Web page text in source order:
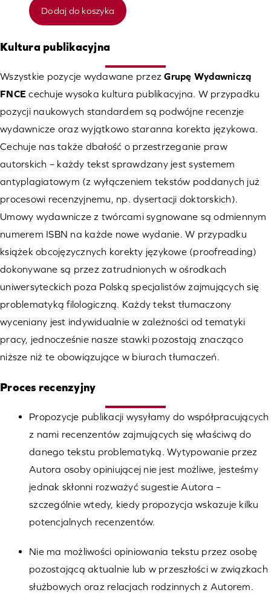
Dodaj do koszyka
Kultura publikacyjna
Wszystkie pozycje wydawane przezGrupę Wydawniczą
FNCE cechuje wysoka kultura publikacyjna. W przypadku
pozycji naukowych standardem są podwójne recenzje
wydawnicze oraz wyjątkowo staranna korekta językowa.
Cechuje nas także dbałość o przestrzeganie praw
autorskich – każdy tekst sprawdzany jest systemem
antyplagiatowym (z wyłączeniem tekstów poddanych już
procesowi recenzyjnemu, np. dysertacji doktorskich).
Umowy wydawnicze z twórcami sygnowane są odmiennym
numerem ISBN na każde nowe wydanie. W przypadku
książek obcojęzycznych korekty językowe (proofreading)
dokonywane są przez zatrudnionych w ośrodkach
uniwersyteckich poza Polską specjalistów zajmujących się
problematyką filologiczną. Każdy tekst tłumaczony
wyceniany jest indywidualnie w zależności od tematyki
pracy, jednocześnie nasze stawki pozostają znacząco
niższe niż te obowiązujące w biurach tłumaczeń.
Proces recenzyjny
Propozycje publikacji wysyłamy do współpracujących
z nami recenzentów zajmujących się właściwą do
danego tekstu problematyką. Wytypowanie przez
Autora osoby opiniującej nie jest możliwe, jesteśmy
jednak skłonni rozważyć sugestie Autora –
szczególnie wtedy, kiedy propozycja wskazuje kilku
potencjalnych recenzentów.
Nie ma możliwości opiniowania tekstu przez osobę
pozostającą aktualnie lub w przeszłości w związkach
służbowych oraz relacjach rodzinnych z Autorem.